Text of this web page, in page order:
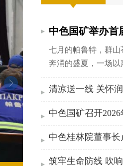
七月的帕鲁特，群山
奔涌的盛夏，一场以
月25日，中色国矿
声抒发家国情怀，以